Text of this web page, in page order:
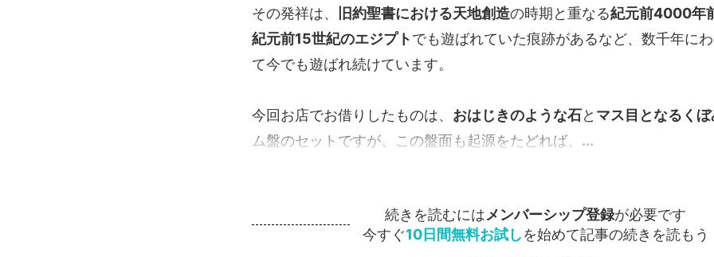
その発祥は、 旧約聖書における天地創造の時期と重なる紀元前4000年
紀元前15世紀のエジプトでも遊ばれていた痕跡があるなど、数千年に
て今でも遊ばれ続けています。
今回お店でお借りしたものは、 おはじきのような石と マス目となるくぼ
ム盤のセットですが、この盤面も起源をたどれば、 ...
続きを読むにはメンバーシップ登録が必要です
今すぐ10日間無料お試しを始めて記事の続きを読もう